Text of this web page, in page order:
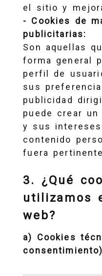
el sitio y
- Cookies de
publicitarias:
Son aquellas
forma general
perfil de
sus
publicidad
puede crear
y sus
contenido
fuera
3. ¿Qué
utilizamos
web?
a) Cookies
consentimiento)